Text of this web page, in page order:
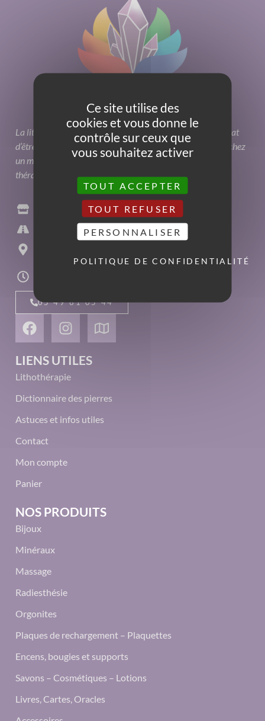
La lithothérapie peut avoir une forte influence sur notre état
d’être sans toutefois qu’elle ne remplace une consultation chez
un médecin. C’est une aide additionnelle qu’apporte cette
thérapie alternative.
L'Âme'Ethisme
11 rue Paul Guillon
05 49 61 05 44
LIENS UTILES
Lithothérapie
Dictionnaire des pierres
Astuces et infos utiles
Contact
Mon compte
Panier
NOS PRODUITS
Bijoux
Minéraux
Massage
Radiesthésie
Orgonites
Plaques de rechargement – Plaquettes
Encens, bougies et supports
Savons – Cosmétiques – Lotions
Livres, Cartes, Oracles
Ce site utilise des
cookies et vous donne le
contrôle sur ceux que
vous souhaitez activer
TOUT ACCEPTER
TOUT REFUSER
PERSONNALISER
POLITIQUE DE CONFIDENTIALITÉ